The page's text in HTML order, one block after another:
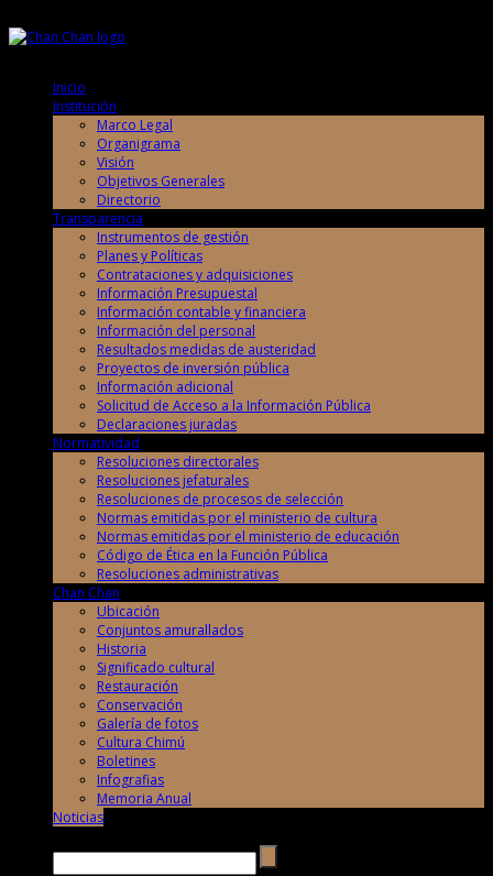
Inicio
Institución
Marco Legal
Organigrama
Visión
Objetivos Generales
Directorio
Transparencia
Instrumentos de gestión
Planes y Políticas
Contrataciones y adquisiciones
Información Presupuestal
Información contable y financiera
Información del personal
Resultados medidas de austeridad
Proyectos de inversión pública
Información adicional
Solicitud de Acceso a la Información Pública
Declaraciones juradas
Normatividad
Resoluciones directorales
Resoluciones jefaturales
Resoluciones de procesos de selección
Normas emitidas por el ministerio de cultura
Normas emitidas por el ministerio de educación
Código de Ética en la Función Pública
Resoluciones administrativas
Chan Chan
Ubicación
Conjuntos amurallados
Historia
Significado cultural
Restauración
Conservación
Galería de fotos
Cultura Chimú
Boletines
Infografias
Memoria Anual
Noticias